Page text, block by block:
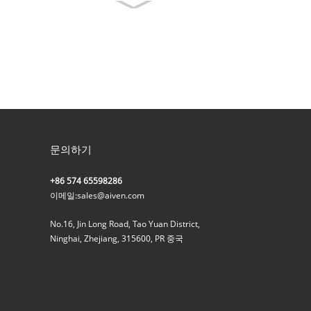
문의하기
+86 574 65598286
이메일:sales@aiven.com
No.16, Jin Long Road, Tao Yuan District,
Ninghai, Zhejiang, 315600, PR 중국